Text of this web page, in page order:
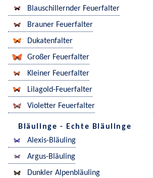
Blauschillernder Feuerfalter
Brauner Feuerfalter
Dukatenfalter
Großer Feuerfalter
Kleiner Feuerfalter
Lilagold-Feuerfalter
Violetter Feuerfalter
Bläulinge - Echte Bläulinge
Alexis-Bläuling
Argus-Bläuling
Dunkler Alpenbläuling